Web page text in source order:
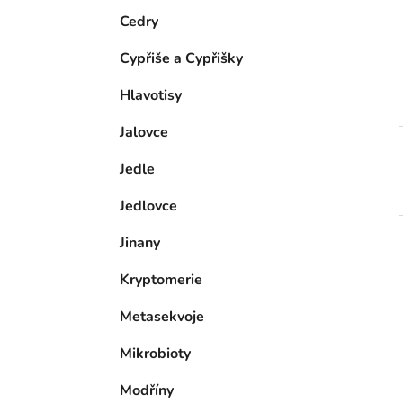
Cedry
Cypřiše a Cypřišky
Hlavotisy
Jalovce
Jedle
Jedlovce
Jinany
Kryptomerie
Metasekvoje
Mikrobioty
Modříny